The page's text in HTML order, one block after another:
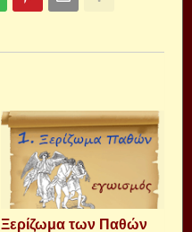
Ξερίζωμα των Παθών